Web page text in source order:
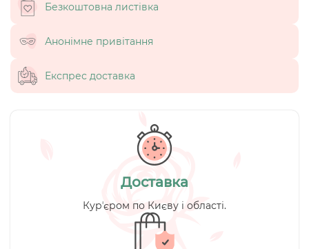
Безкоштовна листівка
Анонімне привітання
Експрес доставка
Доставка
Курʼєром по Києву і області.